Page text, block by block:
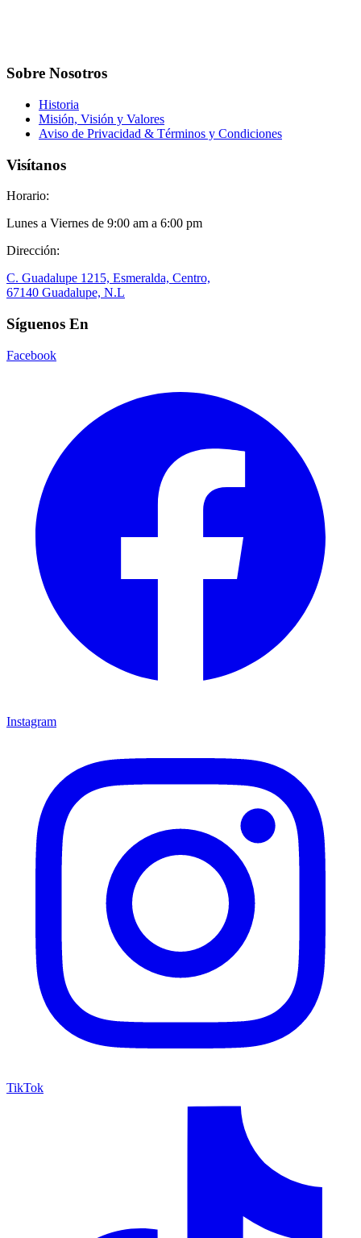
Sobre Nosotros
Historia
Misión, Visión y Valores
Aviso de Privacidad & Términos y Condiciones
Visítanos
Horario:
Lunes a Viernes de 9:00 am a 6:00 pm
Dirección:
C. Guadalupe 1215, Esmeralda, Centro,
67140 Guadalupe, N.L
Síguenos En
Facebook
Instagram
TikTok